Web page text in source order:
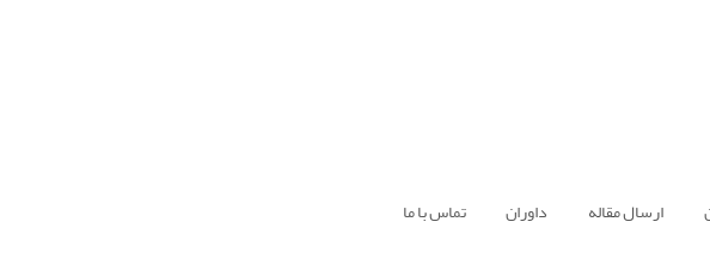
ارسال مقاله داوران تماس با ما